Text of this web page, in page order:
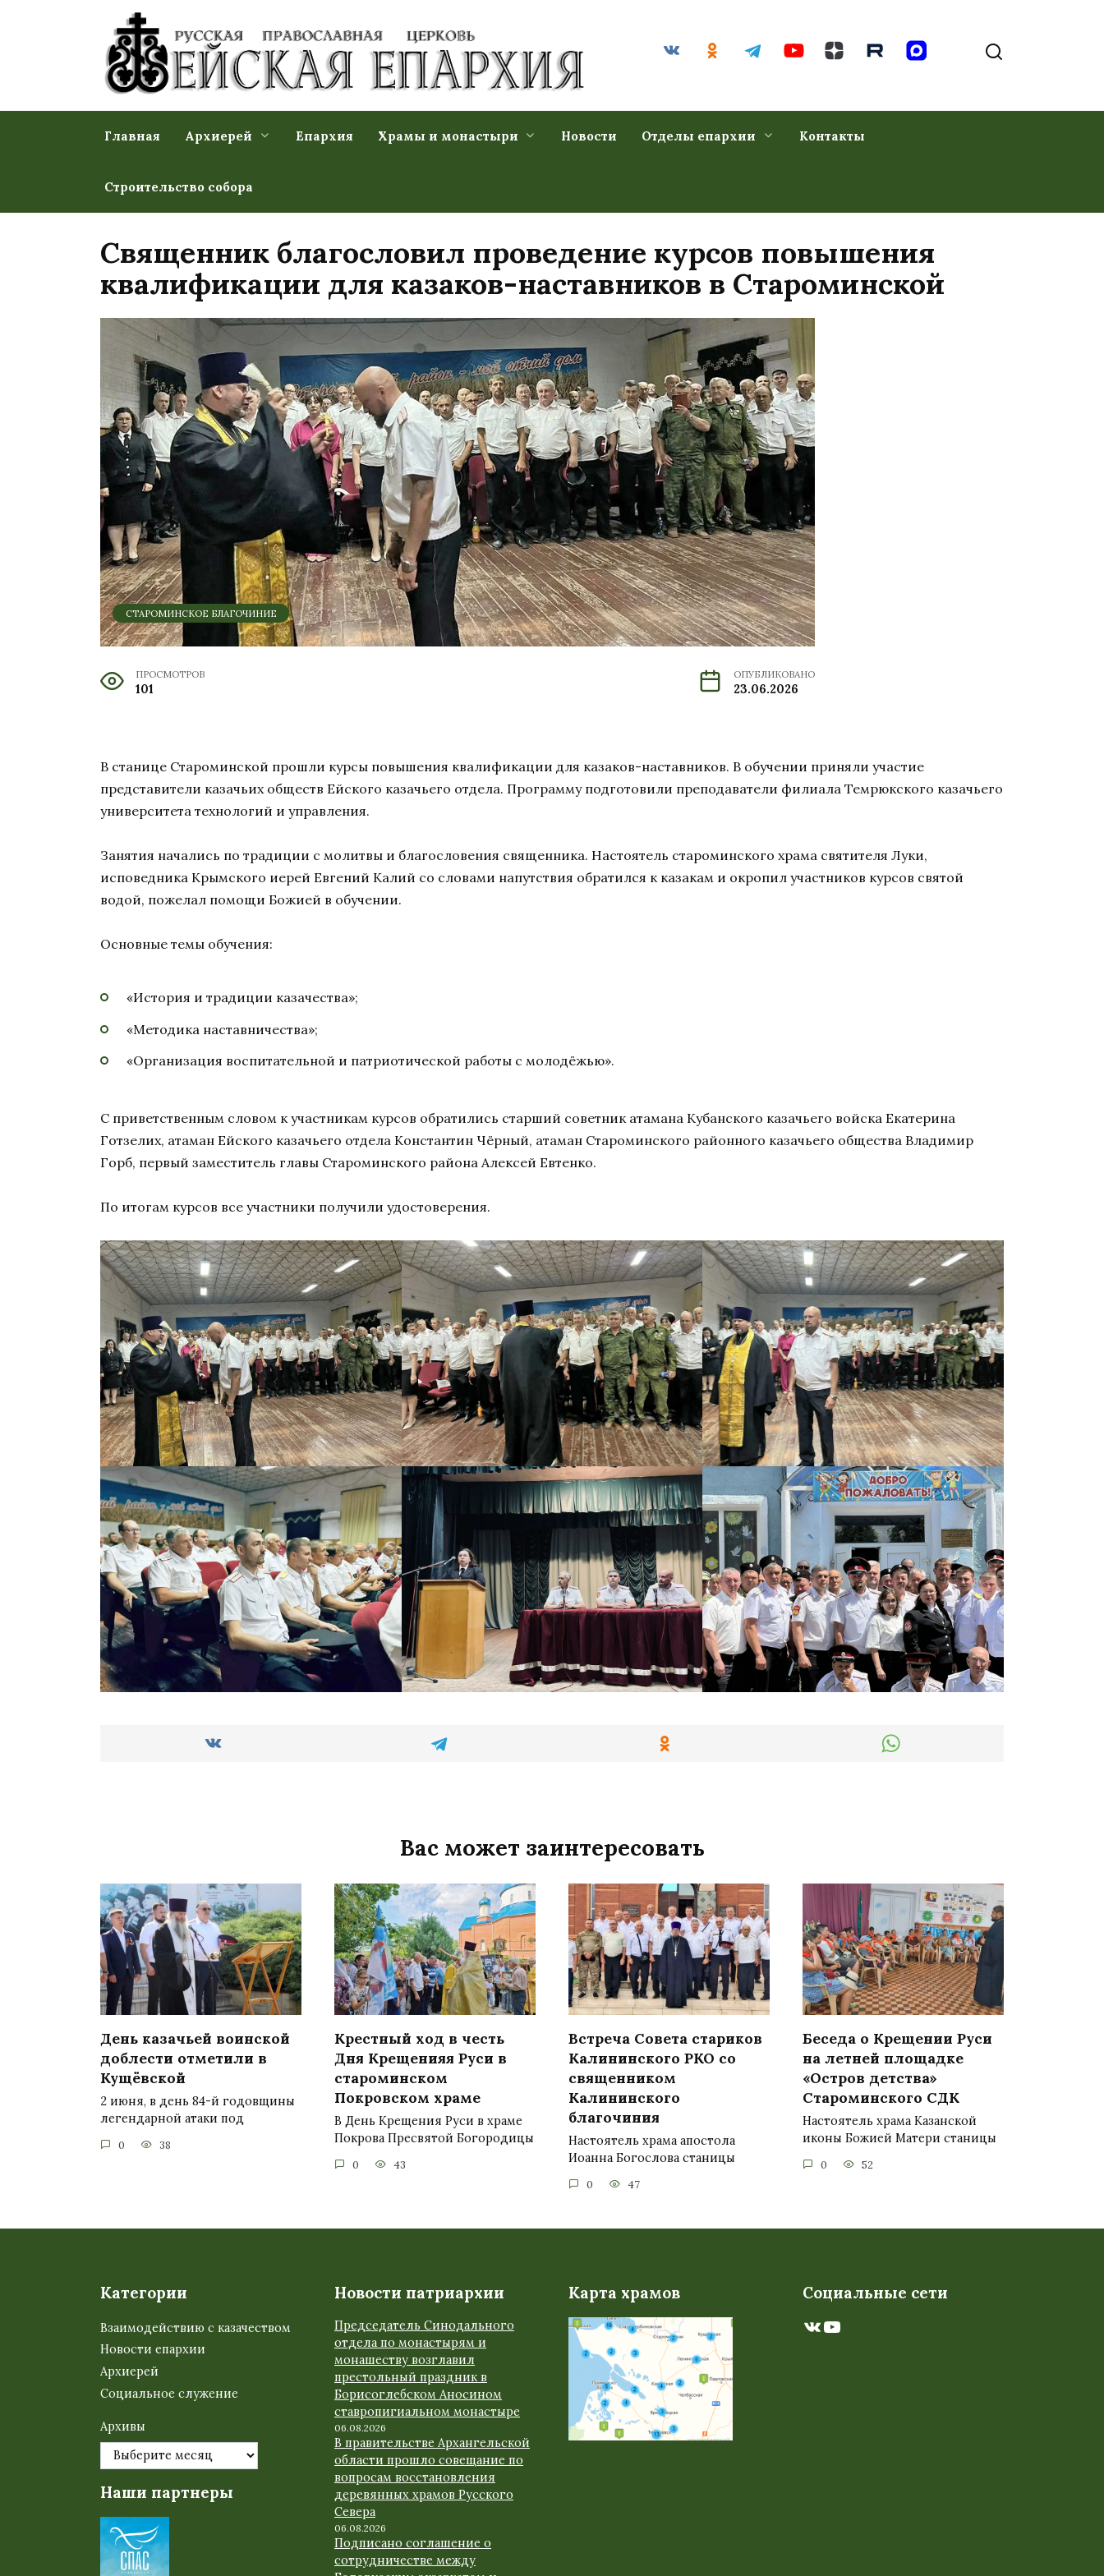
Главная Архиерей Епархия Храмы и монастыри Новости Отделы епархии Контакты
Строительство собора
Священник благословил проведение курсов повышения
квалификации для казаков-наставников в Староминской
СТАРОМИНСКОЕ БЛАГОЧИНИЕ
ПРОСМОТРОВ
101
ОПУБЛИКОВАНО
23.06.2026
В станице Староминской прошли курсы повышения квалификации для казаков-наставников. В обучении приняли участие
представители казачьих обществ Ейского казачьего отдела. Программу подготовили преподаватели филиала Темрюкского казачьего
университета технологий и управления.
Занятия начались по традиции с молитвы и благословения священника. Настоятель староминского храма святителя Луки,
исповедника Крымского иерей Евгений Калий со словами напутствия обратился к казакам и окропил участников курсов святой
водой, пожелал помощи Божией в обучении.
Основные темы обучения:
«История и традиции казачества»;
«Методика наставничества»;
«Организация воспитательной и патриотической работы с молодёжью».
С приветственным словом к участникам курсов обратились старший советник атамана Кубанского казачьего войска Екатерина
Готзелих, атаман Ейского казачьего отдела Константин Чёрный, атаман Староминского районного казачьего общества Владимир
Горб, первый заместитель главы Староминского района Алексей Евтенко.
По итогам курсов все участники получили удостоверения.
Вас может заинтересовать
День казачьей воинской
доблести отметили в
Кущёвской
2 июня, в день 84-й годовщины
легендарной атаки под
0 38
Крестный ход в честь
Дня Крещенияя Руси в
староминском
Покровском храме
В День Крещения Руси в храме
Покрова Пресвятой Богородицы
0 43
Встреча Совета стариков
Калининского РКО со
священником
Калининского
благочиния
Настоятель храма апостола
Иоанна Богослова станицы
0 47
Беседа о Крещении Руси
на летней площадке
«Остров детства»
Староминского СДК
Настоятель храма Казанской
иконы Божией Матери станицы
0 52
Категории
Взаимодействию с казачеством
Новости епархии
Архиерей
Социальное служение
Архивы
Наши партнеры
Новости патриархии
Председатель Синодального
отдела по монастырям и
монашеству возглавил
престольный праздник в
Борисоглебском Аносином
ставропигиальном монастыре
06.08.2026
В правительстве Архангельской
области прошло совещание по
вопросам восстановления
деревянных храмов Русского
Севера
06.08.2026
Подписано соглашение о
сотрудничестве между
Карта храмов Социальные сети
ВКонтакте
YouTube